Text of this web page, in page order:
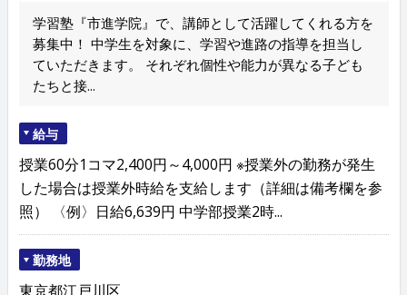
学習塾『市進学院』で、講師として活躍してくれる方を
募集中！ 中学生を対象に、学習や進路の指導を担当し
ていただきます。 それぞれ個性や能力が異なる子ども
たちと接...
給与
授業60分1コマ2,400円～4,000円 ※授業外の勤務が発生
した場合は授業外時給を支給します（詳細は備考欄を参
照） 〈例〉日給6,639円 中学部授業2時...
勤務地
東京都江戸川区